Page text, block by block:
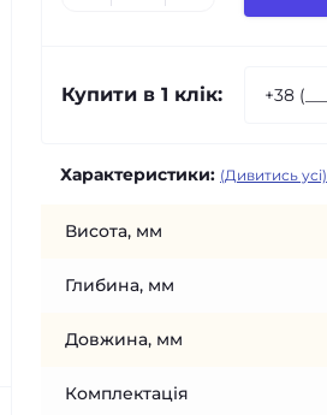
Купити в 1 клік:
Характеристики: (Дивитись усі)
Висота, мм
Глибина, мм
Довжина, мм
Комплектація